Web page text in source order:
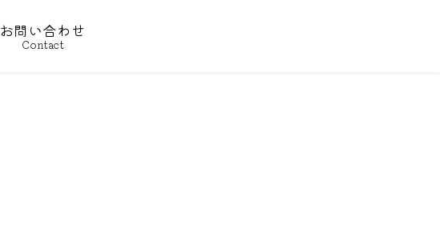
お問い合わせ
Contact